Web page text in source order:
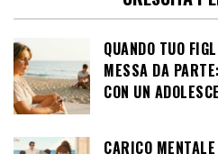
QUANDO TUO
MESSA DA
CON UN
CARICO